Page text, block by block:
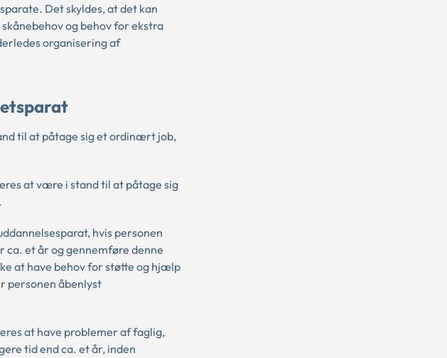
Det skyldes, at det kan
og behov for ekstra
organisering af
til at påtage sig et ordinært job,
at være i stand til at påtage sig
hvis personen
ca. et år og gennemføre denne
at have behov for støtte og hjælp
personen åbenlyst
at have problemer af faglig,
tid end ca. et år, inden